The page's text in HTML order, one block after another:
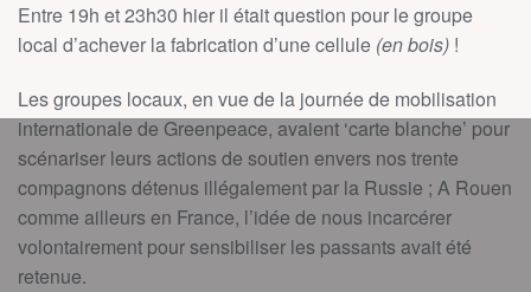
Entre 19h et 23h30 hier il était question pour le groupe
local d’achever la fabrication d’une cellule (en bois) !
Les groupes locaux, en vue de la journée de mobilisation
internationale de Greenpeace, avaient ‘carte blanche’ pour
scénariser leurs actions de soutien envers nos trente
compagnons détenus illégalement par la Russie ; A Rouen
comme ailleurs en France, l’idée de nous incarcérer
volontairement pour sensibiliser les passants avait été
retenue.